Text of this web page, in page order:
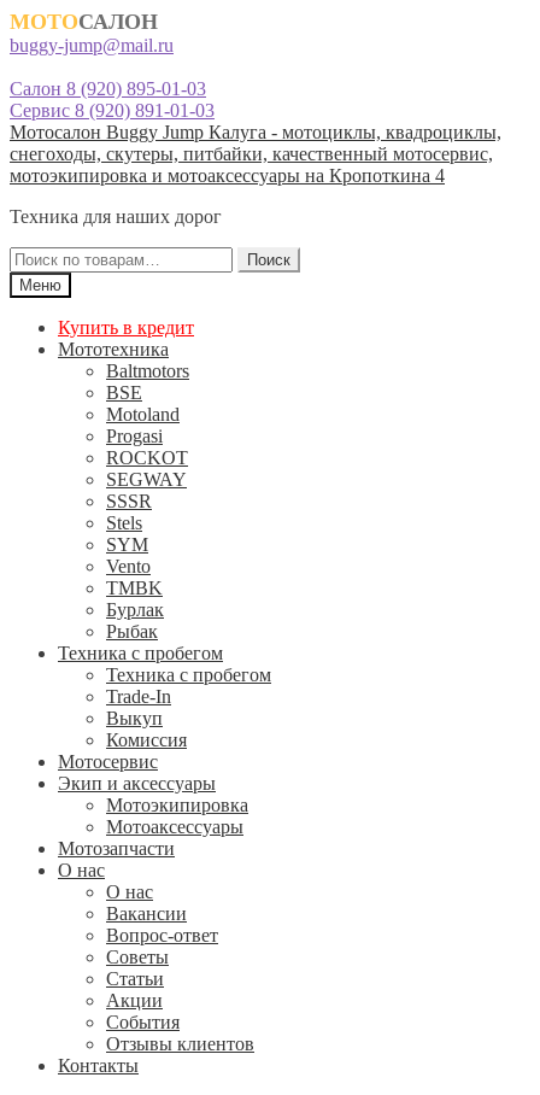
МОТОСАЛОН
buggy-jump@mail.ru
Салон 8 (920) 895-01-03
Сервис 8 (920) 891-01-03
Перейти
к
навигации
Перейти
к
содержимому
Мотосалон Buggy Jump Калуга - мотоциклы, квадроциклы,
снегоходы, скутеры, питбайки, качественный мотосервис,
мотоэкипировка и мотоаксессуары на Кропоткина 4
Техника для наших дорог
Искать:
Поиск
Меню
Купить в кредит
Мототехника
Baltmotors
BSE
Motoland
Progasi
ROCKOT
SEGWAY
SSSR
Stels
SYM
Vento
TMBK
Бурлак
Рыбак
Техника с пробегом
Техника с пробегом
Trade-In
Выкуп
Комиссия
Мотосервис
Экип и аксессуары
Мотоэкипировка
Мотоаксессуары
Мотозапчасти
О нас
О нас
Вакансии
Вопрос-ответ
Советы
Статьи
Акции
События
Отзывы клиентов
Контакты